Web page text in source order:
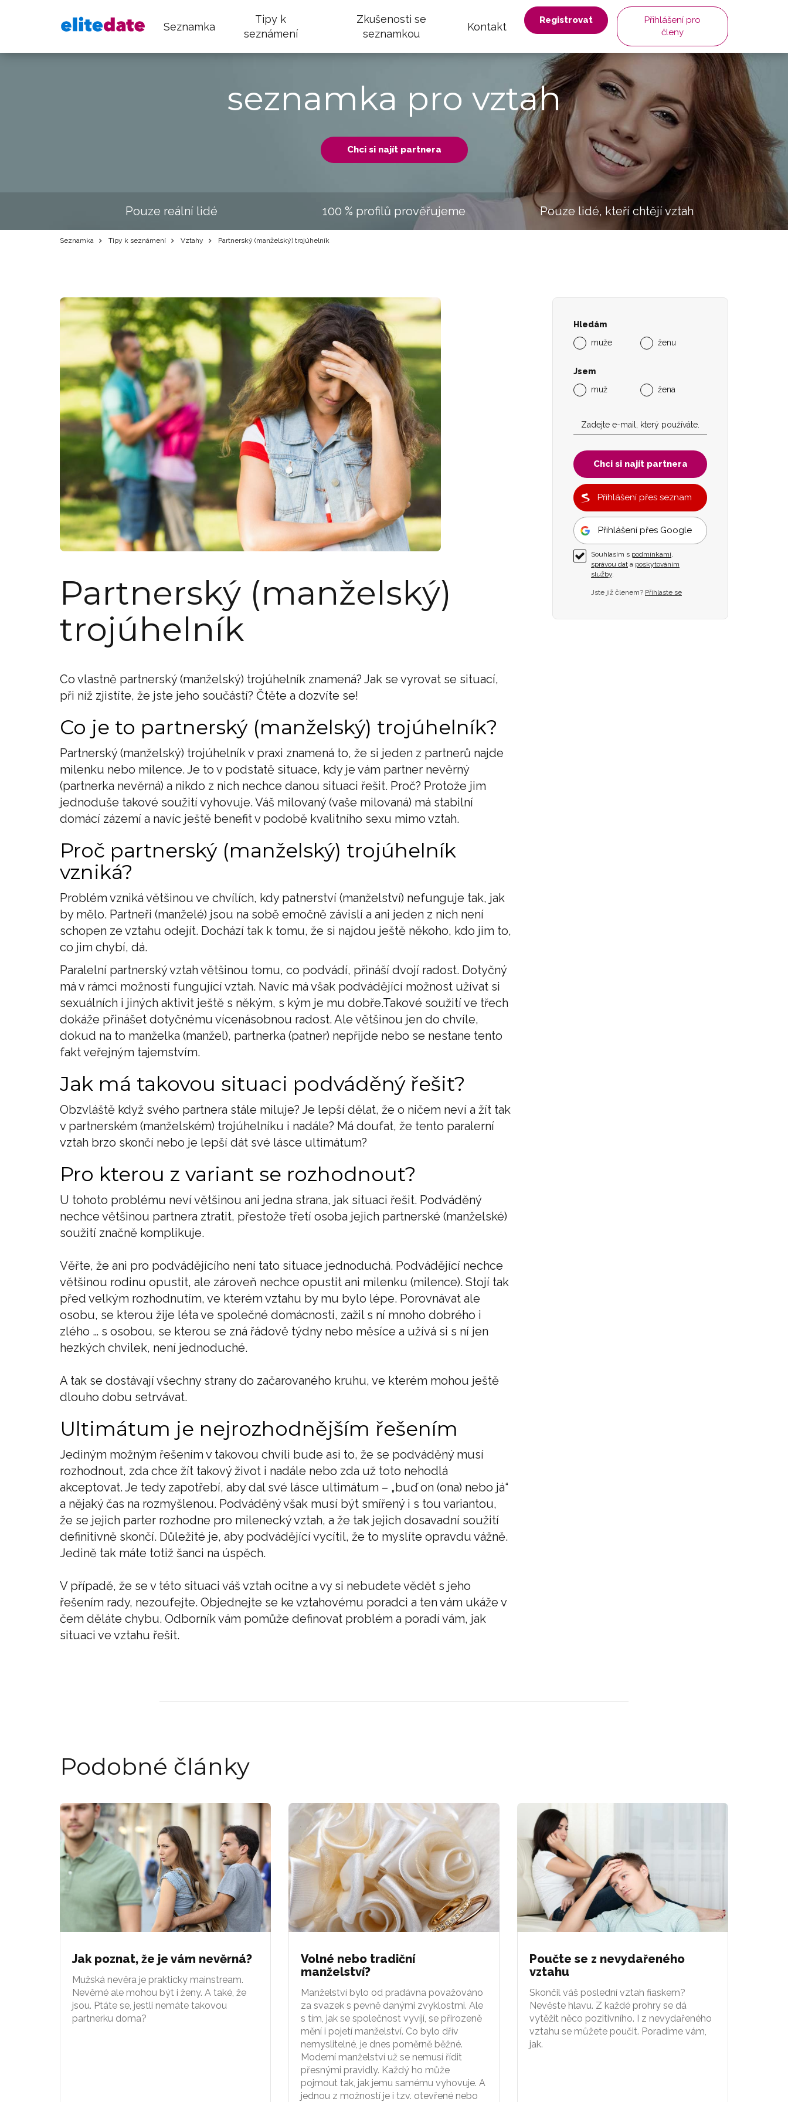
Seznamka
Tipy k
seznámení
Zkušenosti se
seznamkou
Kontakt
Registrovat
Přihlášení pro
členy
seznamka pro vztah
Chci si najít partnera
Pouze reální lidé 100 % profilů prověřujeme Pouze lidé, kteří chtějí vztah
Seznamka Tipy k seznámení Vztahy Partnerský (manželský) trojúhelník
Partnerský (manželský)
trojúhelník
Co vlastně partnerský (manželský) trojúhelník znamená? Jak se vyrovat se situací,
při níž zjistíte, že jste jeho součástí? Čtěte a dozvíte se!
Co je to partnerský (manželský) trojúhelník?
Partnerský (manželský) trojúhelník v praxi znamená to, že si jeden z partnerů najde
milenku nebo milence. Je to v podstatě situace, kdy je vám partner nevěrný
(partnerka nevěrná) a nikdo z nich nechce danou situaci řešit. Proč? Protože jim
jednoduše takové soužití vyhovuje. Váš milovaný (vaše milovaná) má stabilní
domácí zázemí a navíc ještě benefit v podobě kvalitního sexu mimo vztah.
Proč partnerský (manželský) trojúhelník
vzniká?
Problém vzniká většinou ve chvílích, kdy patnerství (manželství) nefunguje tak, jak
by mělo. Partneři (manželé) jsou na sobě emočně závislí a ani jeden z nich není
schopen ze vztahu odejít. Dochází tak k tomu, že si najdou ještě někoho, kdo jim to,
co jim chybí, dá.
Paralelní partnerský vztah většinou tomu, co podvádí, přináší dvojí radost. Dotyčný
má v rámci možností fungující vztah. Navíc má však podvádějící možnost užívat si
sexuálních i jiných aktivit ještě s někým, s kým je mu dobře.Takové soužití ve třech
dokáže přinášet dotyčnému vícenásobnou radost. Ale většinou jen do chvíle,
dokud na to manželka (manžel), partnerka (patner) nepřijde nebo se nestane tento
fakt veřejným tajemstvím.
Jak má takovou situaci podváděný řešit?
Obzvláště když svého partnera stále miluje? Je lepší dělat, že o ničem neví a žít tak
v partnerském (manželském) trojúhelníku i nadále? Má doufat, že tento paralerní
vztah brzo skončí nebo je lepší dát své lásce ultimátum?
Pro kterou z variant se rozhodnout?
U tohoto problému neví většinou ani jedna strana, jak situaci řešit. Podváděný
nechce většinou partnera ztratit, přestože třetí osoba jejich partnerské (manželské)
soužití značně komplikuje.
Věřte, že ani pro podvádějícího není tato situace jednoduchá. Podvádějící nechce
většinou rodinu opustit, ale zároveň nechce opustit ani milenku (milence). Stojí tak
před velkým rozhodnutím, ve kterém vztahu by mu bylo lépe. Porovnávat ale
osobu, se kterou žije léta ve společné domácnosti, zažil s ní mnoho dobrého i
zlého … s osobou, se kterou se zná řádově týdny nebo měsíce a užívá si s ní jen
hezkých chvilek, není jednoduché.
A tak se dostávají všechny strany do začarovaného kruhu, ve kterém mohou ještě
dlouho dobu setrvávat.
Ultimátum je nejrozhodnějším řešením
Jediným možným řešením v takovou chvíli bude asi to, že se podváděný musí
rozhodnout, zda chce žít takový život i nadále nebo zda už toto nehodlá
akceptovat. Je tedy zapotřebí, aby dal své lásce ultimátum – „buď on (ona) nebo já“
a nějaký čas na rozmyšlenou. Podváděný však musí být smířený i s tou variantou,
že se jejich parter rozhodne pro milenecký vztah, a že tak jejich dosavadní soužití
definitivně skončí. Důležité je, aby podvádějící vycítil, že to myslíte opravdu vážně.
Jedině tak máte totiž šanci na úspěch.
V případě, že se v této situaci váš vztah ocitne a vy si nebudete vědět s jeho
řešením rady, nezoufejte. Objednejte se ke vztahovému poradci a ten vám ukáže v
čem děláte chybu. Odborník vám pomůže definovat problém a poradí vám, jak
situaci ve vztahu řešit.
Hledám
muže
ženu
Jsem
muž
žena
Chci si najít partnera
Přihlášení přes seznam
Přihlášení přes Google
Souhlasím s podmínkami,
správou dat a poskytováním
služby.
Jste již členem? Přihlaste se
Podobné články
Jak poznat, že je vám nevěrná?
Mužská nevěra je prakticky mainstream.
Nevěrné ale mohou být i ženy. A také, že
jsou. Ptáte se, jestli nemáte takovou
partnerku doma?
Volné nebo tradiční
manželství?
Manželství bylo od pradávna považováno
za svazek s pevně danými zvyklostmi. Ale
s tím, jak se společnost vyvíjí, se přirozeně
mění i pojetí manželství. Co bylo dřív
nemyslitelné, je dnes poměrně běžné.
Moderní manželství už se nemusí řídit
přesnými pravidly. Každý ho může
pojmout tak, jak jemu samému vyhovuje. A
jednou z možností je i tzv. otevřené nebo
Poučte se z nevydařeného
vztahu
Skončil váš poslední vztah fiaskem?
Nevěste hlavu. Z každé prohry se dá
vytěžit něco pozitivního. I z nevydařeného
vztahu se můžete poučit. Poradíme vám,
jak.